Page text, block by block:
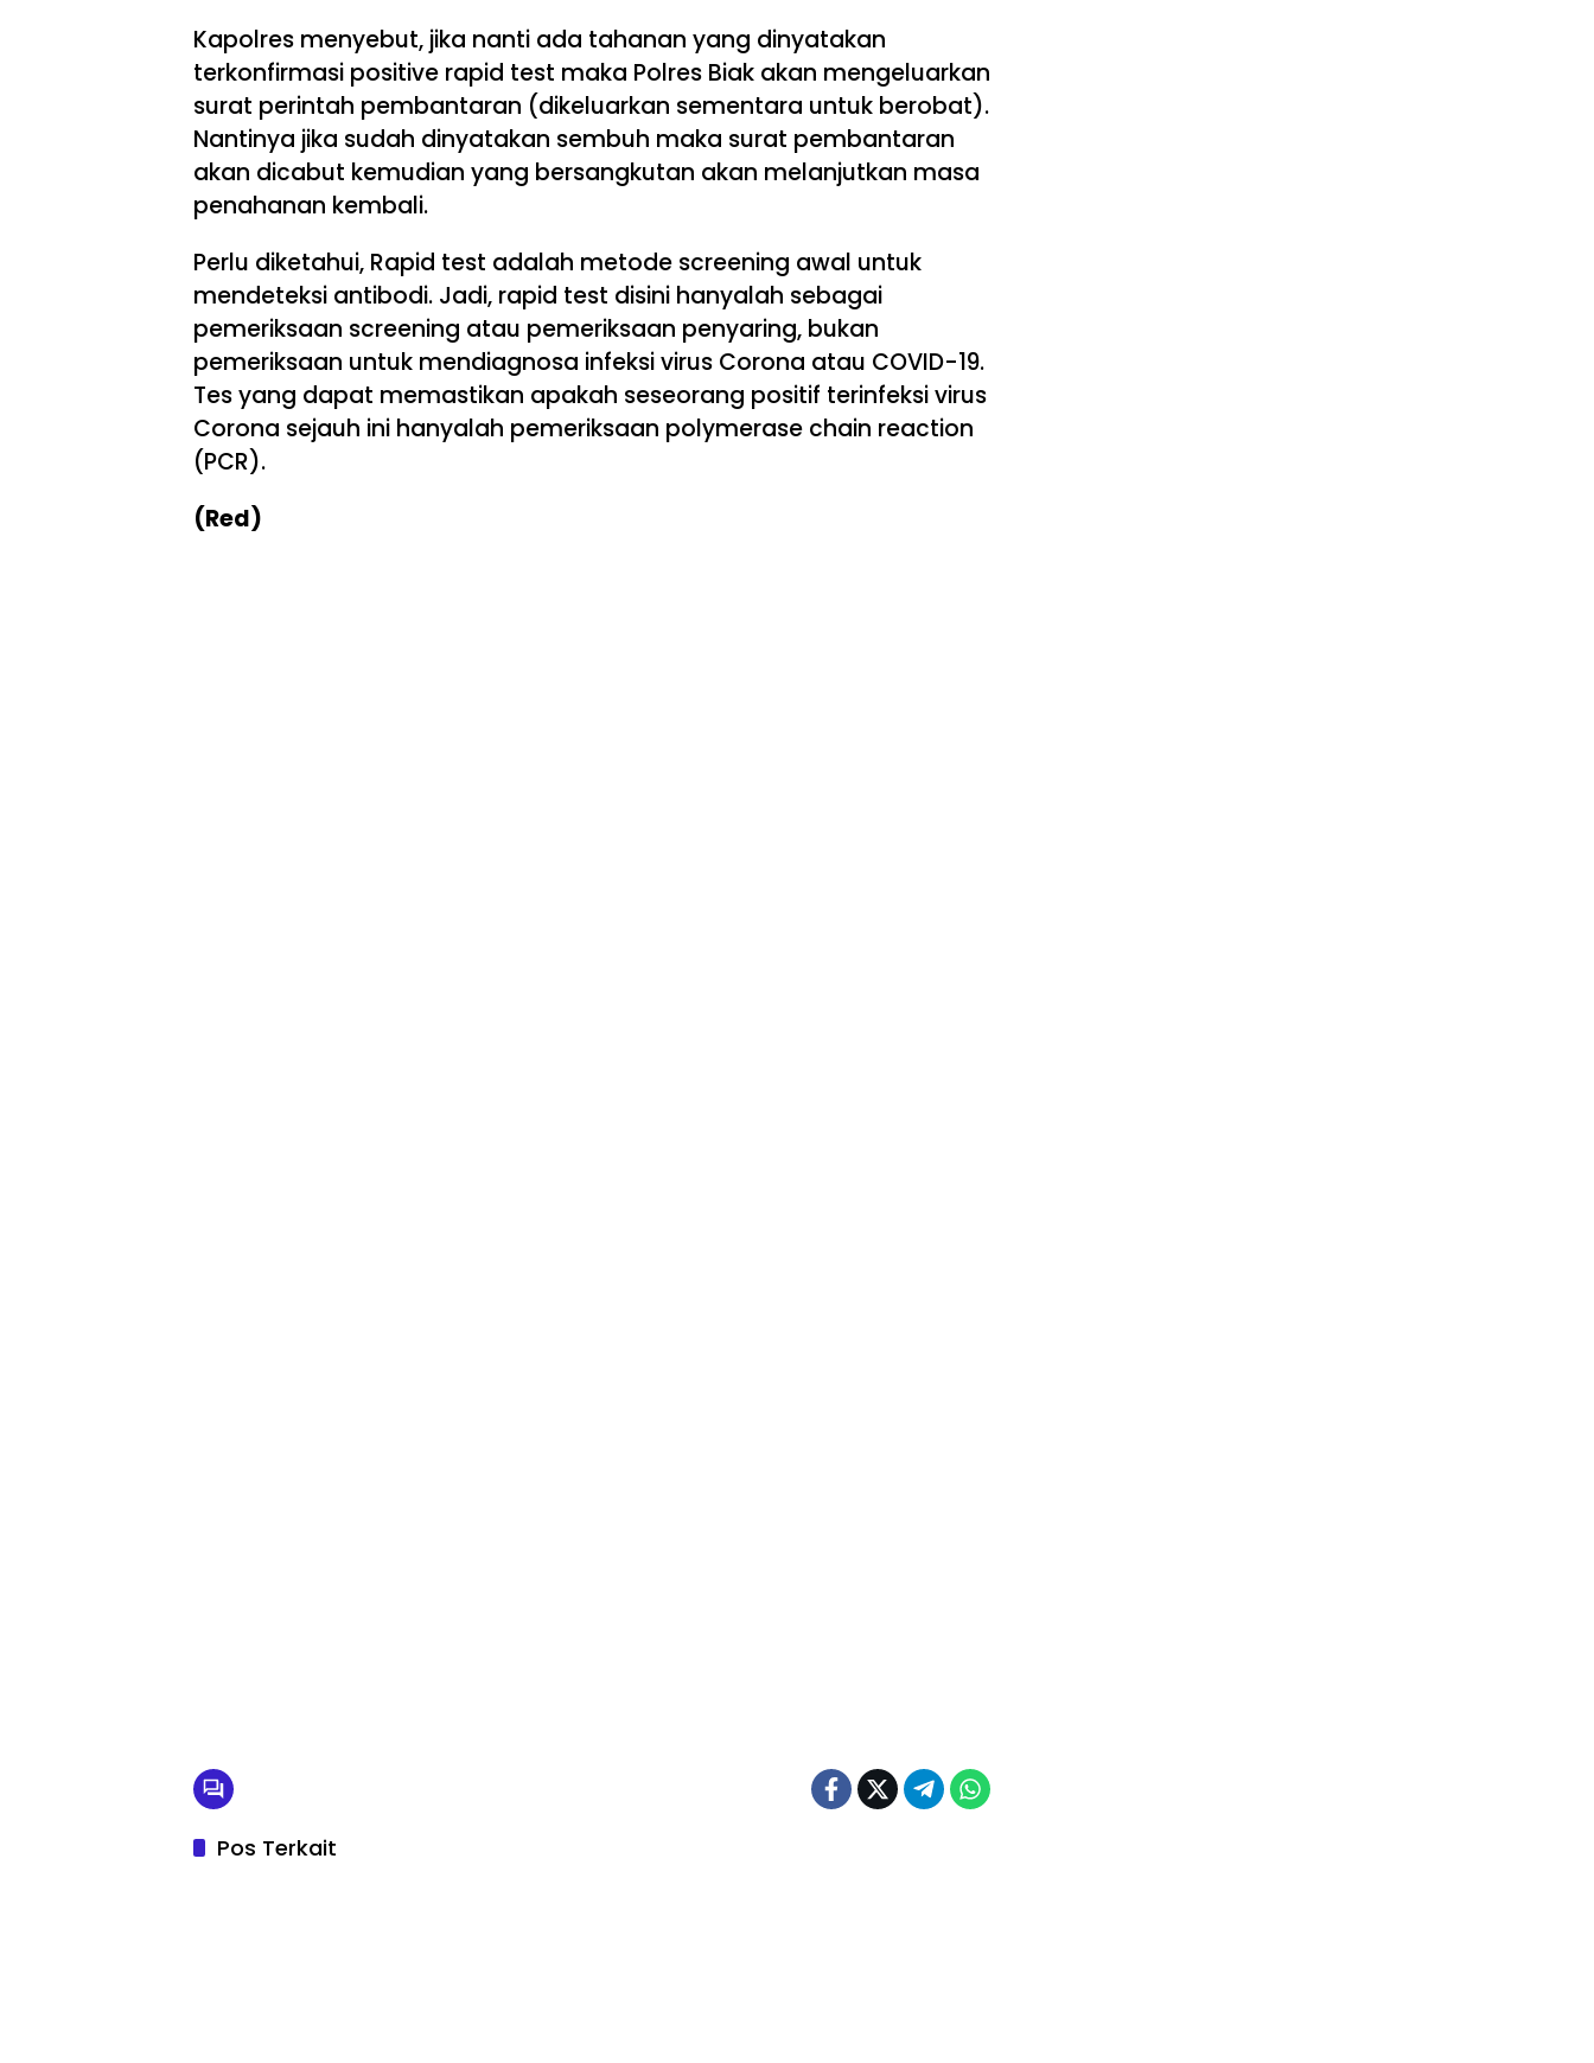
Kapolres menyebut, jika nanti ada tahanan yang dinyatakan
terkonfirmasi positive rapid test maka Polres Biak akan mengeluarkan
surat perintah pembantaran (dikeluarkan sementara untuk berobat).
Nantinya jika sudah dinyatakan sembuh maka surat pembantaran
akan dicabut kemudian yang bersangkutan akan melanjutkan masa
penahanan kembali.
Perlu diketahui, Rapid test adalah metode screening awal untuk
mendeteksi antibodi. Jadi, rapid test disini hanyalah sebagai
pemeriksaan screening atau pemeriksaan penyaring, bukan
pemeriksaan untuk mendiagnosa infeksi virus Corona atau COVID-19.
Tes yang dapat memastikan apakah seseorang positif terinfeksi virus
Corona sejauh ini hanyalah pemeriksaan polymerase chain reaction
(PCR).
(Red)
Pos Terkait